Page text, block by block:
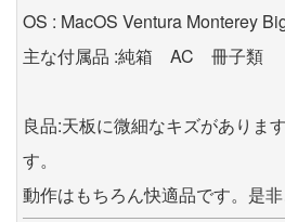
OS : MacOS Ventura Monterey
主な付属品 :純箱 AC 冊子類
良品:天板に微細なキズがありま
す。
動作はもちろん快適品です。是非